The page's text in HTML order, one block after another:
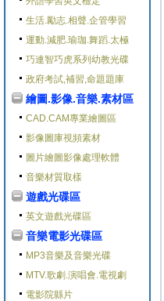
生活.勵志.相聲.企管學習
運動.減肥.瑜珈.舞蹈.太極
巧連智巧虎系列幼教光碟
政府考試,補習,命題題庫
繪圖.影像.音樂.素材區
CAD.CAM專業繪圖區
影像圖庫視頻素材
圖片繪圖影像處理軟體
音樂材質取樣
遊戲光碟區
英文遊戲光碟區
音樂電影光碟區
MP3音樂及音樂光碟
MTV.歌劇.演唱會.電視劇
電影院縣片